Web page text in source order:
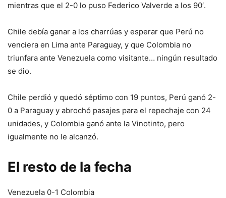
mientras que el 2-0 lo puso Federico Valverde a los 90′.
Chile debía ganar a los charrúas y esperar que Perú no
venciera en Lima ante Paraguay, y que Colombia no
triunfara ante Venezuela como visitante… ningún resultado
se dio.
Chile perdió y quedó séptimo con 19 puntos, Perú ganó 2-
0 a Paraguay y abrochó pasajes para el repechaje con 24
unidades, y Colombia ganó ante la Vinotinto, pero
igualmente no le alcanzó.
El resto de la fecha
Venezuela 0-1 Colombia